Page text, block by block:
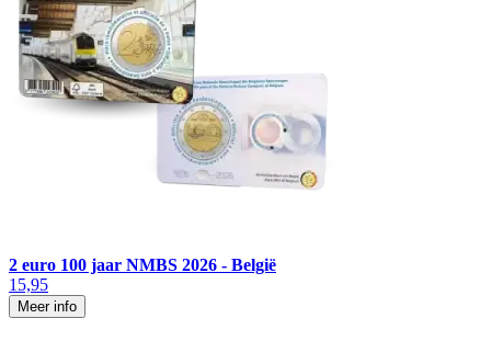
2 euro 100 jaar NMBS 2026 - België
15,95
Meer info